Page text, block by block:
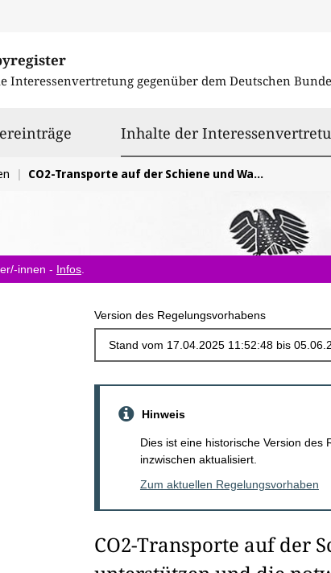
Interessenvertretung gegenüber dem Deutschen
Inhalte der
CO2-Transporte auf der Schiene und Wasserstraße unterstützen und die notwendigen Rahmenbedingungen dafür schaffen
innen - Infos
Version des Regelungsvorhabens
Hinweis
Dies ist eine historische Version des
inzwischen aktualisiert.
Zum aktuellen Regelungsvorhaben
CO2-Transporte auf der